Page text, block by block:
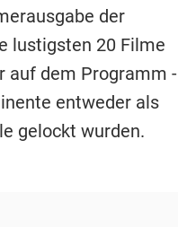
der
lustigsten 20 Filme
auf dem Programm -
entweder als
gelockt wurden.